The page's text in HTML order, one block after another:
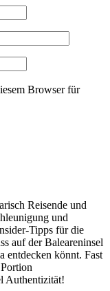
Browser für
Reisende und
und
Tipps für die
auf der Baleareninsel
entdecken könnt. Fast
Authentizität!